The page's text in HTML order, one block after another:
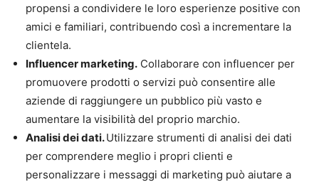
propensi a condividere le loro esperienze positive con
amici e familiari, contribuendo così a incrementare la
clientela.
Influencer marketing. Collaborare con influencer per
promuovere prodotti o servizi può consentire alle
aziende di raggiungere un pubblico più vasto e
aumentare la visibilità del proprio marchio.
Analisi dei dati.Utilizzare strumenti di analisi dei dati
per comprendere meglio i propri clienti e
personalizzare i messaggi di marketing può aiutare a